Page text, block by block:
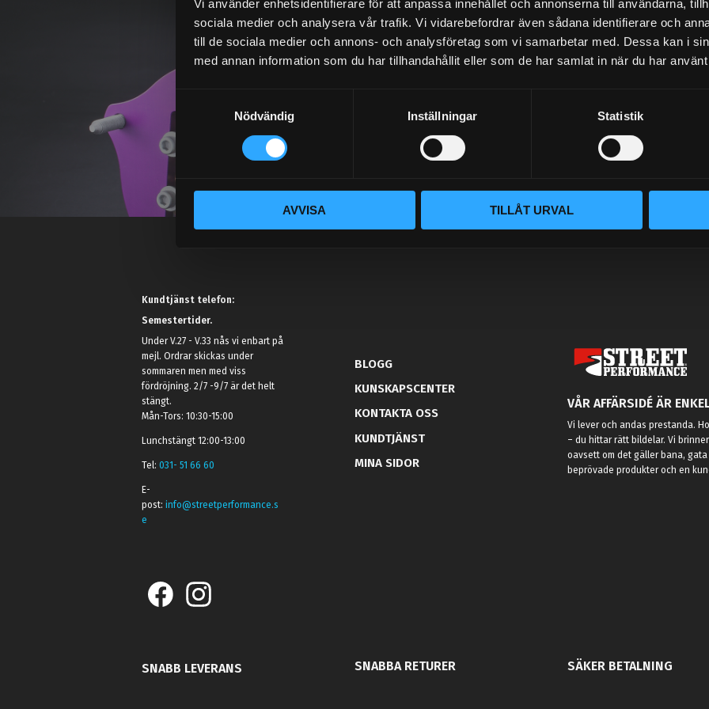
Vi använder enhetsidentifierare för att anpassa innehållet och annonserna till användarna,
sociala medier och analysera vår trafik. Vi vidarebefordrar även sådana identifierare och
till de sociala medier och annons- och analysföretag som vi samarbetar med. Dessa kan i
med annan information som du har tillhandahållit eller som de har samlat in när du har
m
t
c
k
l
Nödvändig Inställningar Statistik
AVVISA TILLÅT URVAL
NYHETSBREV
PRENUMERERA
Kundtjänst telefon:
Semestertider.
Under V.27 - V.33 nås vi enbart på
mejl. Ordrar skickas under
sommaren men med viss
fördröjning. 2/7 -9/7 är det helt
stängt.
Mån-Tors: 10:30-15:00
Lunchstängt 12:00-13:00
Tel:031- 51 66 60
E-
post:info@streetperformance.s
e
BLOGG
KUNSKAPSCENTER
KONTAKTA OSS
KUNDTJÄNST
MINA SIDOR
VÅR AFFÄRSIDÉ ÄR
Vi lever och andas prestanda.
– du hittar rätt bildelar. Vi
oavsett om det gäller bana,
beprövade produkter och en
SNABB LEVERANS SNABBA RETURER SÄKER BETALNING